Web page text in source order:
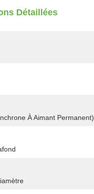
Détaillées
À Aimant Permanent)